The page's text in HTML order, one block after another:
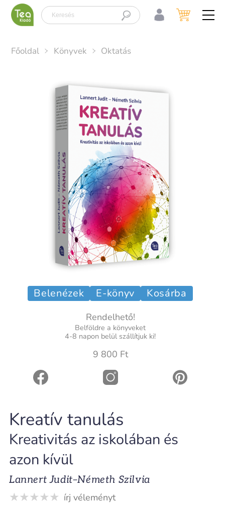
Főoldal Könyvek Oktatás
Belenézek E-könyv Kosárba
Rendelhető!
Belföldre a könyveket
4-8 napon belül szállítjuk ki!
9 800 Ft
Kreatív tanulás
Kreativitás az iskolában és
azon kívül
Lannert Judit–Németh Szilvia
írj véleményt
x